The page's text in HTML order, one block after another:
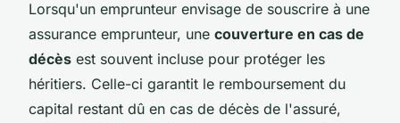
Lorsqu'un emprunteur envisage de souscrire à une
assurance emprunteur, une couverture en cas de
décès est souvent incluse pour protéger les
héritiers. Celle-ci garantit le remboursement du
capital restant dû en cas de décès de l'assuré,